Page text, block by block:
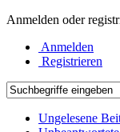
Anmelden oder
Anmelden
Registrieren
Ungelesene